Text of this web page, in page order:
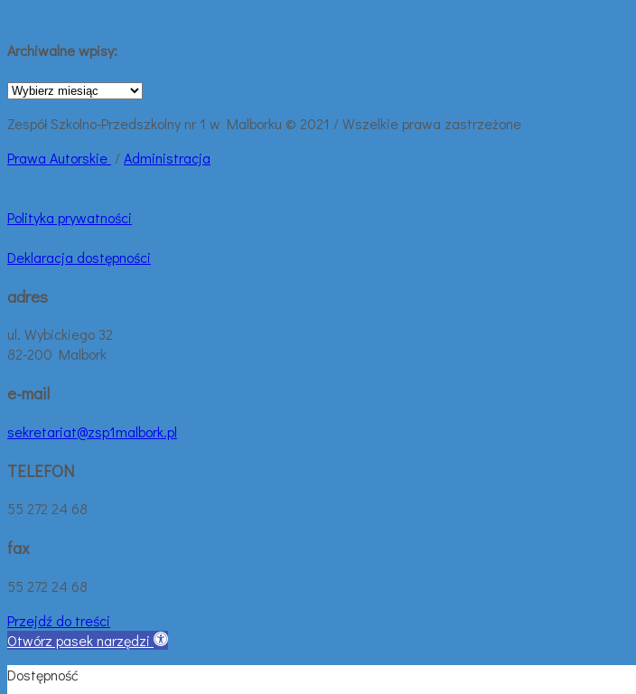
Archiwalne wpisy:
Archiwalne
Zespół Szkolno-Przedszkolny nr 1 w Malborku © 2021 / Wszelkie prawa zastrzeżone
Prawa Autorskie /Administracja
Polityka prywatności
Deklaracja dostępności
adres
ul. Wybickiego 32
82-200 Malbork
e-mail
sekretariat@zsp1malbork.pl
TELEFON
55 272 24 68
fax
55 272 24 68
Przejdź do treści
Otwórz pasek narzędzi
Dostępność